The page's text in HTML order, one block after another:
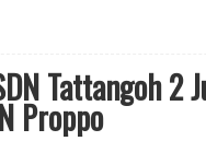
Tattangoh 2
Proppo